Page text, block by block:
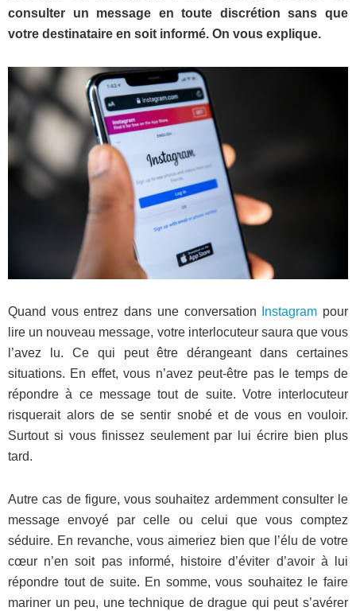
consulter un message en toute discrétion sans que
votre destinataire en soit informé. On vous explique.
Quand vous entrez dans une conversation Instagram pour
lire un nouveau message, votre interlocuteur saura que vous
l’avez lu. Ce qui peut être dérangeant dans certaines
situations. En effet, vous n’avez peut-être pas le temps de
répondre à ce message tout de suite. Votre interlocuteur
risquerait alors de se sentir snobé et de vous en vouloir.
Surtout si vous finissez seulement par lui écrire bien plus
tard.
Autre cas de figure, vous souhaitez ardemment consulter le
message envoyé par celle ou celui que vous comptez
séduire. En revanche, vous aimeriez bien que l’élu de votre
cœur n’en soit pas informé, histoire d’éviter d’avoir à lui
répondre tout de suite. En somme, vous souhaitez le faire
mariner un peu, une technique de drague qui peut s’avérer